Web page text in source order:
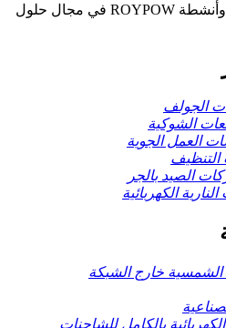
احصل على أحدث تقدم ورؤى وأنشطة ROYPOW في مجال حلول
الشمسية خارج الشبكة
بالكامل للشاحنات